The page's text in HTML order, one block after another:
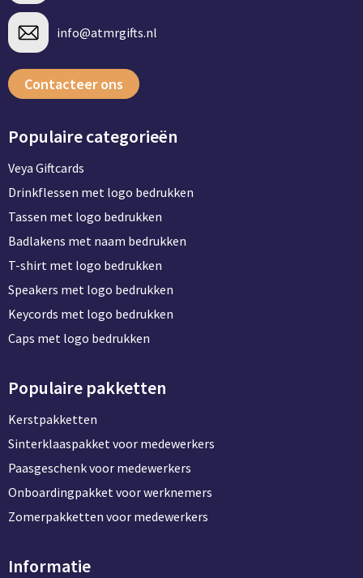
info@atmrgifts.nl
Contacteer ons
Populaire categorieën
Veya Giftcards
Drinkflessen met logo bedrukken
Tassen met logo bedrukken
Badlakens met naam bedrukken
T-shirt met logo bedrukken
Speakers met logo bedrukken
Keycords met logo bedrukken
Caps met logo bedrukken
Populaire pakketten
Kerstpakketten
Sinterklaaspakket voor medewerkers
Paasgeschenk voor medewerkers
Onboardingpakket voor werknemers
Zomerpakketten voor medewerkers
Informatie